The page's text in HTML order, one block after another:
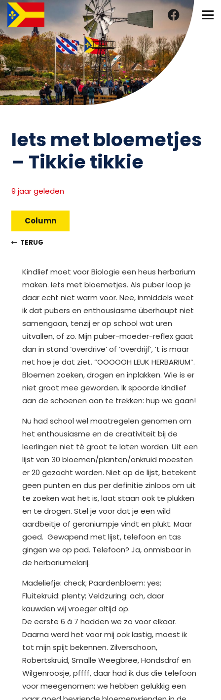
Iets met bloemetjes
– Tikkie tikkie
9 jaar geleden
Column
TERUG
Kindlief moet voor Biologie een heus herbarium
maken. Iets met bloemetjes. Als puber loop je
daar echt niet warm voor. Nee, inmiddels weet
ik dat pubers en enthousiasme überhaupt niet
samengaan, tenzij er op school wat uren
uitvallen, of zo. Mijn puber-moeder-reflex gaat
dan in stand ‘overdrive’ of ‘overdrijf’, ’t is maar
net hoe je dat ziet. “OOOOOH LEUK HERBARIUM”.
Bloemen zoeken, drogen en inplakken. Wie is er
niet groot mee geworden. Ik spoorde kindlief
aan de schoenen aan te trekken: hup we gaan!
Nu had school wel maatregelen genomen om
het enthousiasme en de creativiteit bij de
leerlingen niet té groot te laten worden. Uit een
lijst van 30 bloemen/planten/onkruid moesten
er 20 gezocht worden. Niet op de lijst, betekent
geen punten en dus per definitie zinloos om uit
te zoeken wat het is, laat staan ook te plukken
en te drogen. Stel je voor dat je een wild
aardbeitje of geraniumpje vindt en plukt. Maar
goed. Gewapend met lijst, telefoon en tas
gingen we op pad. Telefoon? Ja, onmisbaar in
de herbariumelarij.
Madeliefje: check; Paardenbloem: yes;
Fluitekruid: plenty; Veldzuring: ach, daar
kauwden wij vroeger altijd op.
De eerste 6 à 7 hadden we zo voor elkaar.
Daarna werd het voor mij ook lastig, moest ik
tot mijn spijt bekennen. Zilverschoon,
Robertskruid, Smalle Weegbree, Hondsdraf en
Wilgenroosje, pffff, daar had ik dus die telefoon
voor meegenomen: we hebben gelukkig een